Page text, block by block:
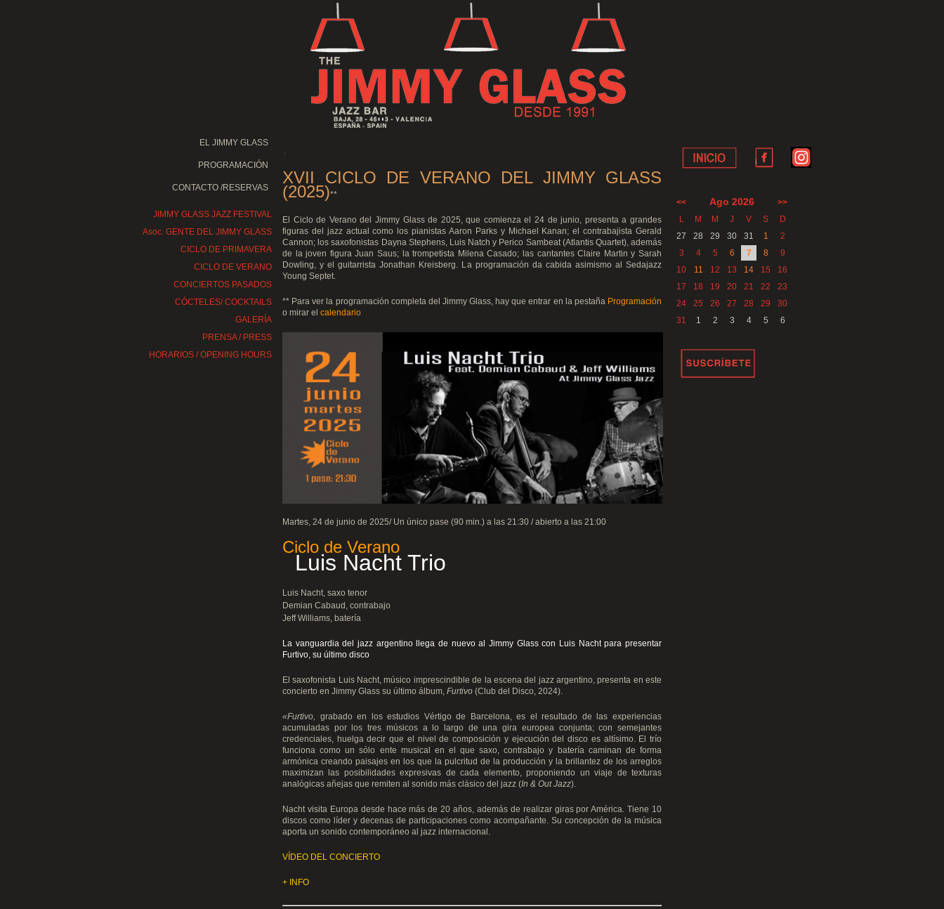
EL JIMMY GLASS
PROGRAMACIÓN
CONTACTO /RESERVAS
JIMMY GLASS JAZZ FESTIVAL
Asoc. GENTE DEL JIMMY GLASS
CICLO DE PRIMAVERA
CICLO DE VERANO
CONCIERTOS PASADOS
CÓCTELES/ COCKTAILS
GALERÍA
PRENSA / PRESS
HORARIOS / OPENING HOURS
XVII CICLO DE VERANO DEL JIMMY GLASS
(2025)**
El Ciclo de Verano del Jimmy Glass de 2025, que comienza el 24 de junio, presenta a grandes
figuras del jazz actual como los pianistas Aaron Parks y Michael Kanan; el contrabajista Gerald
Cannon; los saxofonistas Dayna Stephens, Luis Natch y Perico Sambeat (Atlantis Quartet), además
de la joven figura Juan Saus; la trompetista Milena Casado; las cantantes Claire Martin y Sarah
Dowling, y el guitarrista Jonathan Kreisberg. La programación da cabida asimismo al Sedajazz
Young Septet.
** Para ver la programación completa del Jimmy Glass, hay que entrar en la pestaña Programación
o mirar el calendario
Martes, 24 de junio de 2025/ Un único pase (90 min.) a las 21:30 / abierto a las 21:00
Ciclo de Verano
Luis Nacht Trio
Luis Nacht, saxo tenor
Demian Cabaud, contrabajo
Jeff Williams, batería
La vanguardia del jazz argentino llega de nuevo al Jimmy Glass con Luis Nacht para presentar
Furtivo, su último disco
El saxofonista Luis Nacht, músico imprescindible de la escena del jazz argentino, presenta en este
concierto en Jimmy Glass su último álbum, Furtivo (Club del Disco, 2024).
«Furtivo, grabado en los estudios Vértigo de Barcelona, es el resultado de las experiencias
acumuladas por los tres músicos a lo largo de una gira europea conjunta; con semejantes
credenciales, huelga decir que el nivel de composición y ejecución del disco es altísimo. El trío
funciona como un sólo ente musical en el que saxo, contrabajo y batería caminan de forma
armónica creando paisajes en los que la pulcritud de la producción y la brillantez de los arreglos
maximizan las posibilidades expresivas de cada elemento, proponiendo un viaje de texturas
analógicas añejas que remiten al sonido más clásico del jazz (In & Out Jazz).
Nacht visita Europa desde hace más de 20 años, además de realizar giras por América. Tiene 10
discos como líder y decenas de participaciones como acompañante. Su concepción de la música
aporta un sonido contemporáneo al jazz internacional.
VÍDEO DEL CONCIERTO
+ INFO
<< Ago 2026
>>
L
M M J V S
D
27
28 29 30 31 1
2
3
4 5 6 7 8
9
10
11 12 13 14 15
16
17
18 19 20 21 22
23
24
25 26 27 28 29
30
31
1 2 3 4 5 6